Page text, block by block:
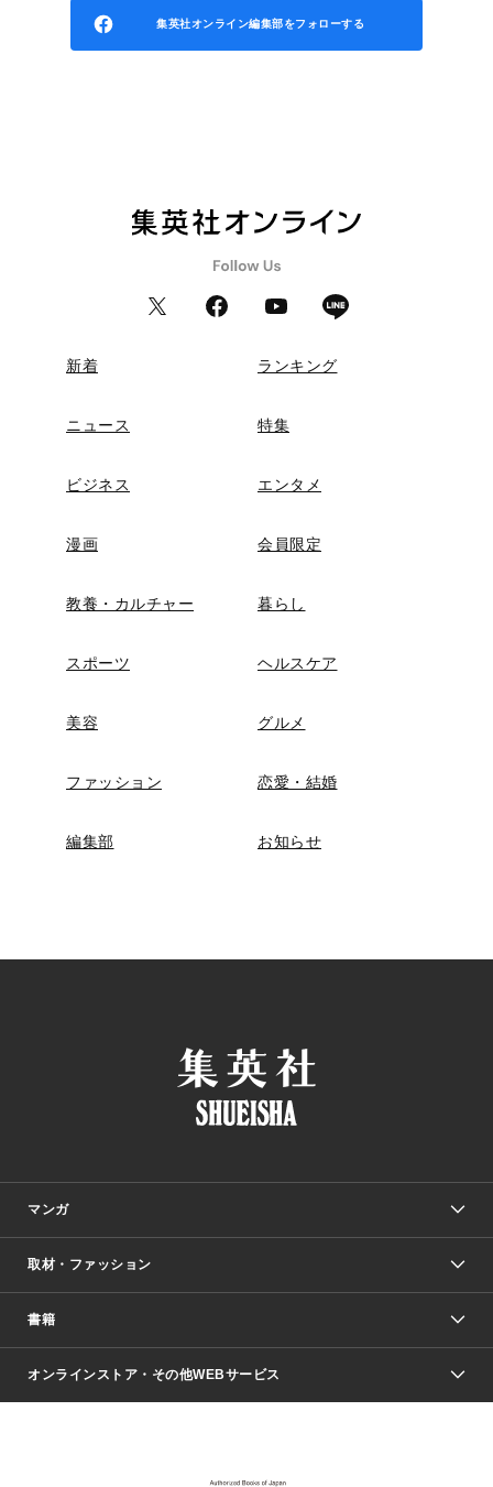
集英社オンライン編集部をフォローする
新着 ランキング
ニュース 特集
ビジネス エンタメ
漫画 会員限定
教養・カルチャー 暮らし
スポーツ ヘルスケア
美容 グルメ
ファッション 恋愛・結婚
編集部 お知らせ
マンガ
少年マンガ
Vジャンプ
週刊ヤングジャンプ
少女マンガ
取材・ファッション
Seventeen
芸能・情報・スポーツ
書籍
文芸・文庫・総合
オンラインストア・その他WEBサービス